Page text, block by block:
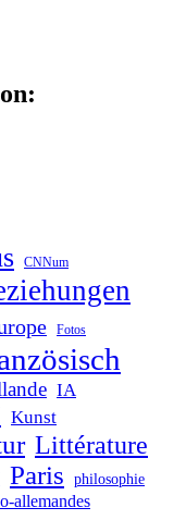
CNNum
Fotos
IA
Kunst
Littérature
Paris philosophie
allemandes